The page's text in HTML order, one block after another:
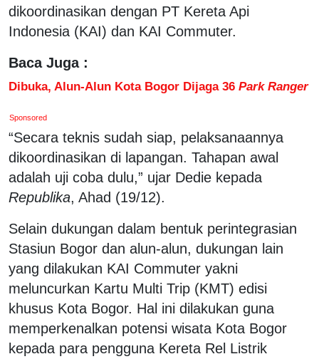
dikoordinasikan dengan PT Kereta Api
Indonesia (KAI) dan KAI Commuter.
Baca Juga :
Dibuka, Alun-Alun Kota Bogor Dijaga 36 Park Ranger
Sponsored
“Secara teknis sudah siap, pelaksanaannya
dikoordinasikan di lapangan. Tahapan awal
adalah uji coba dulu,” ujar Dedie kepada
Republika, Ahad (19/12).
Selain dukungan dalam bentuk perintegrasian
Stasiun Bogor dan alun-alun, dukungan lain
yang dilakukan KAI Commuter yakni
meluncurkan Kartu Multi Trip (KMT) edisi
khusus Kota Bogor. Hal ini dilakukan guna
memperkenalkan potensi wisata Kota Bogor
kepada para pengguna Kereta Rel Listrik